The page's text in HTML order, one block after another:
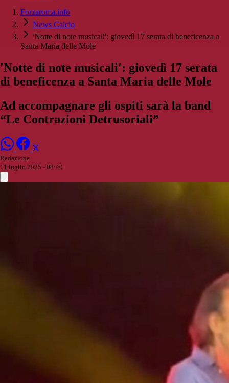
Forzaroma.info
News Calcio
'Notte di note musicali': giovedì 17 serata di beneficenza a
Santa Maria delle Mole
'Notte di note musicali': giovedì 17 serata
di beneficenza a Santa Maria delle Mole
Ad accompagnare gli ospiti sarà la band
“Le Contrazioni Detrusoriali”
Redazione
11 luglio 2025 - 08:40